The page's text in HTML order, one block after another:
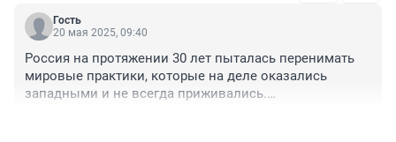
Гость
20 мая 2025, 09:40
Россия на протяжении 30 лет пыталась перенимать
мировые практики, которые на деле оказались
западными и не всегда приживались.